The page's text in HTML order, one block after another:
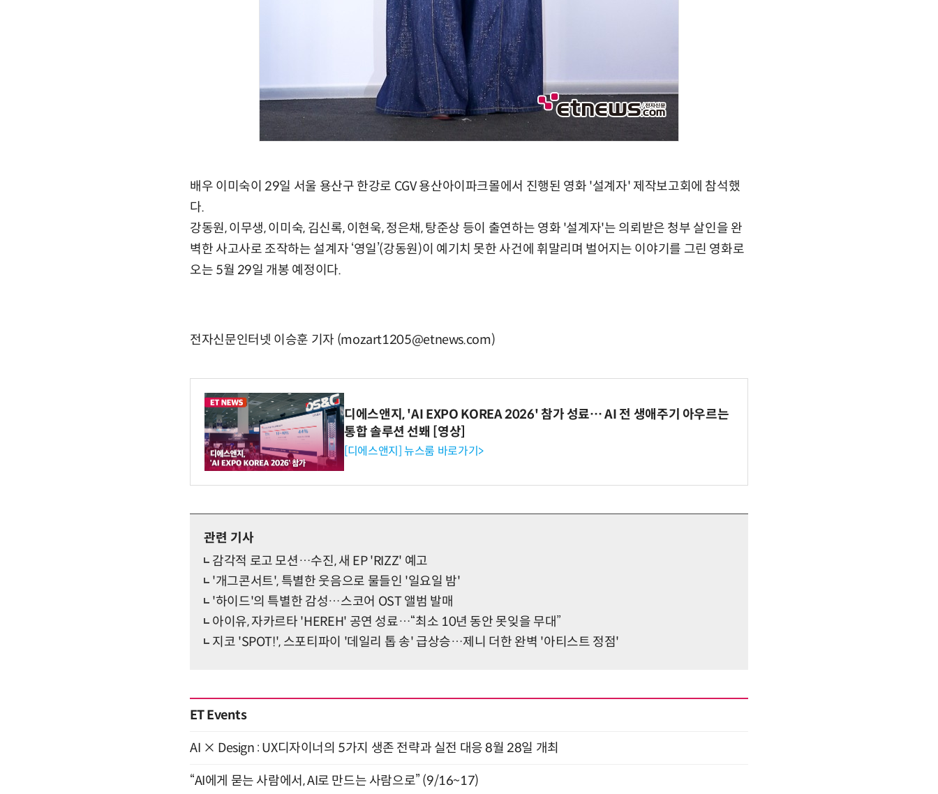
배우 이미숙이 29일 서울 용산구 한강로 CGV 용산아이파크몰에서 진행된 영화 '설계자' 제작보고회에 참석했
다.
강동원, 이무생, 이미숙, 김신록, 이현욱, 정은채, 탕준상 등이 출연하는 영화 '설계자'는 의뢰받은 청부 살인을 완
벽한 사고사로 조작하는 설계자 ‘영일’(강동원)이 예기치 못한 사건에 휘말리며 벌어지는 이야기를 그린 영화로
오는 5월 29일 개봉 예정이다.
전자신문인터넷 이승훈 기자 (mozart1205@etnews.com)
디에스앤지, 'AI EXPO KOREA 2026' 참가 성료… AI 전 생애주기 아우르는
통합 솔루션 선봬 [영상]
[디에스앤지] 뉴스룸 바로가기>
관련 기사
감각적 로고 모션…수진, 새 EP 'RIZZ' 예고
'개그콘서트', 특별한 웃음으로 물들인 '일요일 밤'
'하이드'의 특별한 감성…스코어 OST 앨범 발매
아이유, 자카르타 'HEREH' 공연 성료…“최소 10년 동안 못잊을 무대”
지코 'SPOT!', 스포티파이 '데일리 톱 송' 급상승…제니 더한 완벽 '아티스트 정점'
ET Events
AI × Design : UX디자이너의 5가지 생존 전략과 실전 대응 8월 28일 개최
“AI에게 묻는 사람에서, AI로 만드는 사람으로” (9/16~17)